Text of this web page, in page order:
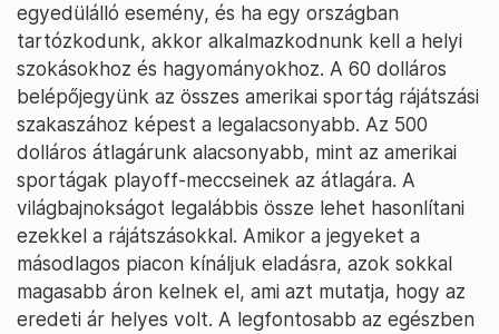
egyedülálló esemény, és ha egy országban
tartózkodunk, akkor alkalmazkodnunk kell a helyi
szokásokhoz és hagyományokhoz. A 60 dolláros
belépőjegyünk az összes amerikai sportág rájátszási
szakaszához képest a legalacsonyabb. Az 500
dolláros átlagárunk alacsonyabb, mint az amerikai
sportágak playoff-meccseinek az átlagára. A
világbajnokságot legalábbis össze lehet hasonlítani
ezekkel a rájátszásokkal. Amikor a jegyeket a
másodlagos piacon kínáljuk eladásra, azok sokkal
magasabb áron kelnek el, ami azt mutatja, hogy az
eredeti ár helyes volt. A legfontosabb az egészben